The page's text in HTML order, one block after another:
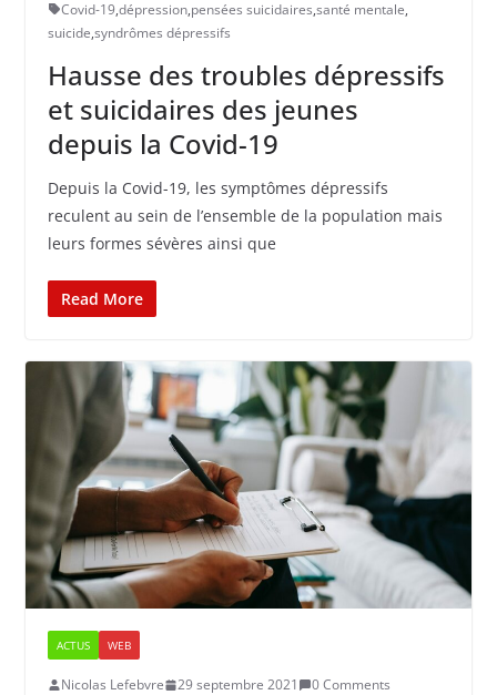
Covid-19,dépression,pensées suicidaires,santé mentale,
suicide,syndrômes dépressifs
Hausse des troubles dépressifs
et suicidaires des jeunes
depuis la Covid-19
Depuis la Covid-19, les symptômes dépressifs
reculent au sein de l’ensemble de la population mais
leurs formes sévères ainsi que
Read More
ACTUS WEB
Nicolas Lefebvre 29 septembre 2021
0 Comments